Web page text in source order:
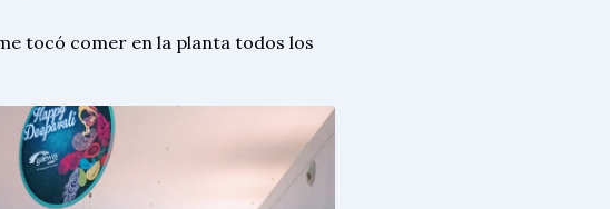
tocó comer en la planta todos los